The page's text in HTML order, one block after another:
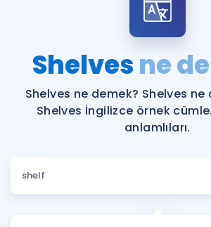
ÜYE DEĞİLİM
Remzi Hoca ile seni sınava hazırlayacak
bekliyor!
Faydalı Araçlar
Sözlük
Hakkımızda
Shelvesne
Shelves ne demek? Shelves
Shelves İngilizce örnek
anlamlıları.